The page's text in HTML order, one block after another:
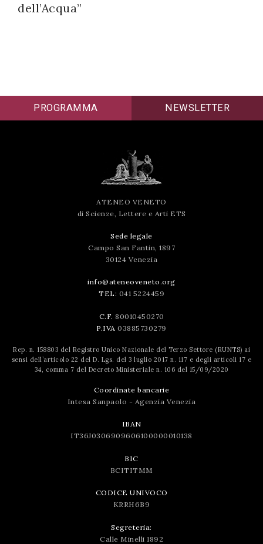
dell’Acqua”
PROGRAMMA NEWSLETTER
ATENEO VENETO
di Scienze, Lettere e Arti ETS
Sede legale
Campo San Fantin, 1897
30124 Venezia
info@ateneoveneto.org
TEL: 041 5224459
C.F. 80010450270
P.IVA 03885730279
Rep. n. 158803 del Registro Unico Nazionale del Terzo Settore (RUNTS) ai
sensi dell’articolo 22 del D. Lgs. del 3 luglio 2017 n. 117 e degli articoli 17 e
34, comma 7 del Decreto Ministeriale n. 106 del 15/09/2020
Coordinate bancarie
Intesa Sanpaolo - Agenzia Venezia
IBAN
IT36J0306909606100000010138
BIC
BCITITMM
CODICE UNIVOCO
KRRH6B9
Segreteria:
Calle Minelli 1892